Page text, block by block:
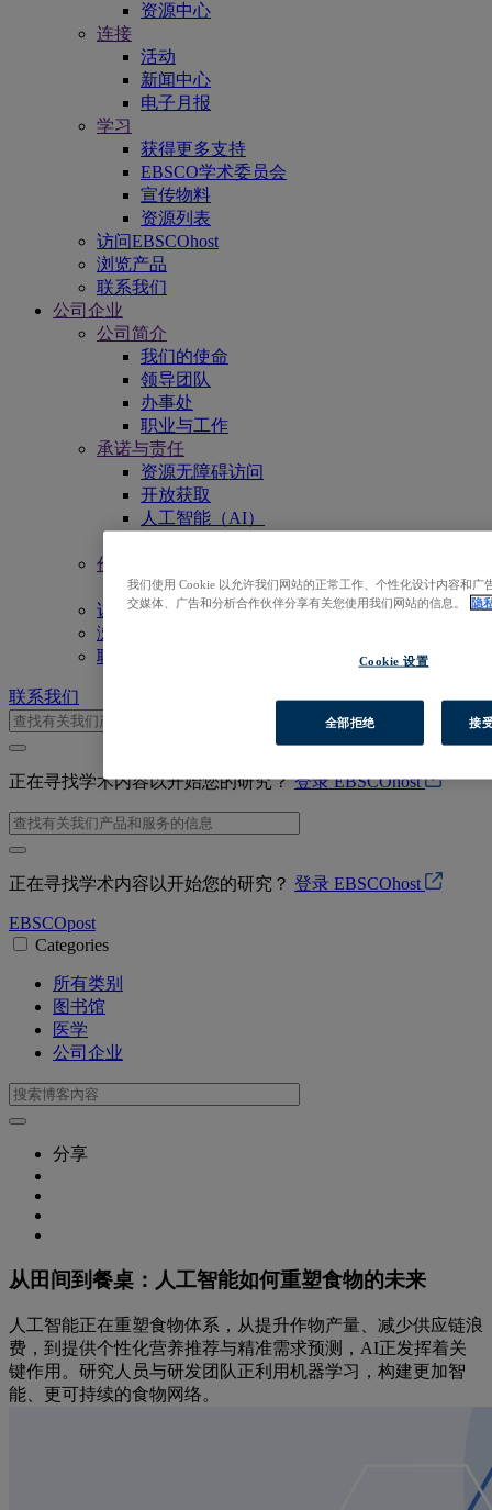
资源中心
连接
活动
新闻中心
电子月报
学习
获得更多支持
EBSCO学术委员会
宣传物料
资源列表
访问EBSCOhost
浏览产品
联系我们
公司企业
公司简介
我们的使命
领导团队
办事处
职业与工作
承诺与责任
资源无障碍访问
开放获取
人工智能（AI）
价值观
信赖与安全
访问EBSCOhost
浏览产品
联系我们
联系我们
正在寻找学术内容以开始您的研究？登录 EBSCOhost
正在寻找学术内容以开始您的研究？ 登录 EBSCOhost
EBSCOpost
Categories
所有类别
图书馆
医学
公司企业
分享
从田间到餐桌：人工智能如何重塑食物的未来
人工智能正在重塑食物体系，从提升作物产量、减少供应链浪
费，到提供个性化营养推荐与精准需求预测，AI正发挥着关
键作用。研究人员与研发团队正利用机器学习，构建更加智
能、更可持续的食物网络。
我们使用 Cookie 以允许我们网站的正常工作、个性化设计内容和
交媒体、广告和分析合作伙伴分享有关您使用我们网站的信息。
隐
Cookie 设置
全部拒绝 接